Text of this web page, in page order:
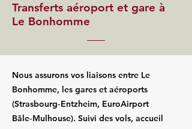
Transferts aéroport et gare à
Le Bonhomme
Nous assurons vos liaisons entre Le
Bonhomme, les gares et aéroports
(Strasbourg‑Entzheim, EuroAirport
Bâle‑Mulhouse). Suivi des vols, accueil